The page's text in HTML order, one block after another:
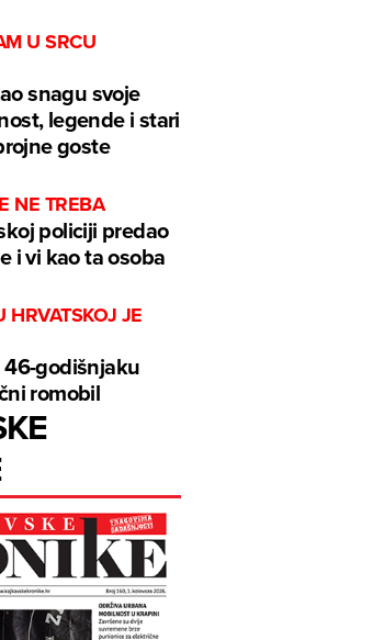
U SRCU
snagu svoje
legende i stari
goste
NE TREBA
policiji predao
i vi kao ta osoba
HRVATSKOJ JE
46-godišnjaku
romobil